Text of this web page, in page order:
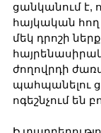
ցանկանում է,
հայկական
մեկ դրոշի
ժողովրդի
պահպանելու
ոգեշնչում են